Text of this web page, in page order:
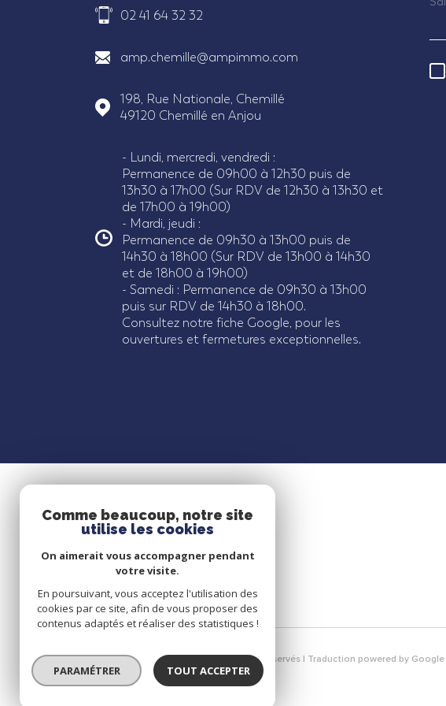
02 41 64 32 32
amp.chemille@ampimmo.com
198, Rue Nationale, Chemillé
49120
Chemillé en Anjou
- Lundi, mercredi, vendredi :
Permanence de 09h00 à 12h30 puis de
13h30 à 17h00 (Sur RDV de 12h30 à 13h30 et
de 17h00 à 19h00)
- Mardi, jeudi :
Permanence de 09h30 à 13h00 puis de
14h30 à 18h00 (Sur RDV de 13h00 à 14h30
et de 18h00 à 19h00)
- Samedi : Permanence de 09h30 à 13h00
puis sur RDV de 14h30 à 18h00.
Consultez notre fiche Google, pour les
ouvertures et fermetures exceptionnelles.
© 2026 | Tous droits réservés | Traduction powered by Google |
Comme beaucoup, notre site
utilise les cookies
On aimerait vous accompagner pendant
votre visite.
En poursuivant, vous acceptez l'utilisation des
cookies par ce site, afin de vous proposer des
contenus adaptés et réaliser des statistiques !
PARAMÉTRER TOUT ACCEPTER